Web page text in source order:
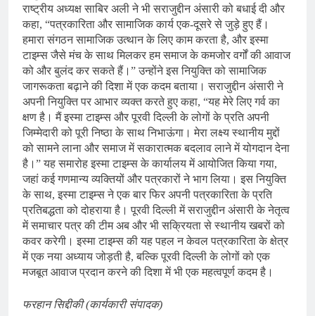
राष्ट्रीय अध्यक्ष साबिर अली ने भी सराजुद्दीन अंसारी को बधाई दी और
कहा, “पत्रकारिता और सामाजिक कार्य एक-दूसरे से जुड़े हुए हैं।
हमारा संगठन सामाजिक उत्थान के लिए काम करता है, और इस्मा
टाइम्स जैसे मंच के साथ मिलकर हम समाज के कमजोर वर्गों की आवाज
को और बुलंद कर सकते हैं।” उन्होंने इस नियुक्ति को सामाजिक
जागरूकता बढ़ाने की दिशा में एक कदम बताया। सराजुद्दीन अंसारी ने
अपनी नियुक्ति पर आभार व्यक्त करते हुए कहा, “यह मेरे लिए गर्व का
क्षण है। मैं इस्मा टाइम्स और पूरवी दिल्ली के लोगों के प्रति अपनी
जिम्मेदारी को पूरी निष्ठा के साथ निभाऊंगा। मेरा लक्ष्य स्थानीय मुद्दों
को सामने लाना और समाज में सकारात्मक बदलाव लाने में योगदान देना
है।” यह समारोह इस्मा टाइम्स के कार्यालय में आयोजित किया गया,
जहां कई गणमान्य व्यक्तियों और पत्रकारों ने भाग लिया। इस नियुक्ति
के साथ, इस्मा टाइम्स ने एक बार फिर अपनी पत्रकारिता के प्रति
प्रतिबद्धता को दोहराया है। पूरवी दिल्ली में सराजुद्दीन अंसारी के नेतृत्व
में समाचार पत्र की टीम अब और भी सक्रियता से स्थानीय खबरों को
कवर करेगी। इस्मा टाइम्स की यह पहल न केवल पत्रकारिता के क्षेत्र
में एक नया अध्याय जोड़ती है, बल्कि पूरवी दिल्ली के लोगों को एक
मजबूत आवाज प्रदान करने की दिशा में भी एक महत्वपूर्ण कदम है।
फरहान सिद्दीकी (कार्यकारी संपादक)